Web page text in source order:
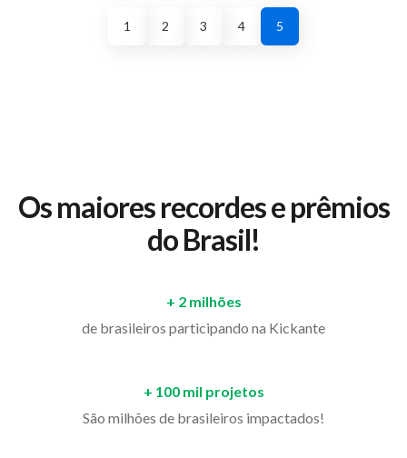
1 2 3 4 5
Os maiores recordes e prêmios
do Brasil!
+ 2 milhões
de brasileiros participando na Kickante
+ 100 mil projetos
São milhões de brasileiros impactados!